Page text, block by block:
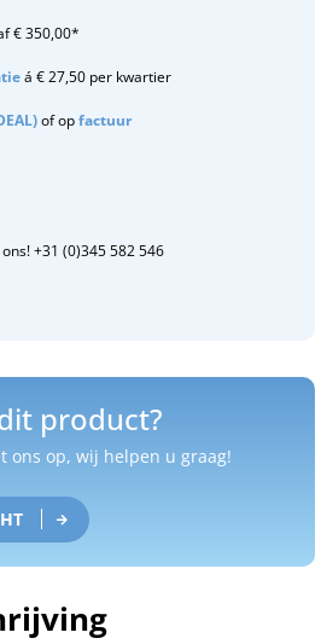
€ 350,00*
á € 27,50 per kwartier
of opfactuur
ons! +31 (0)345 582 546
product?
ons op, wij helpen u graag!